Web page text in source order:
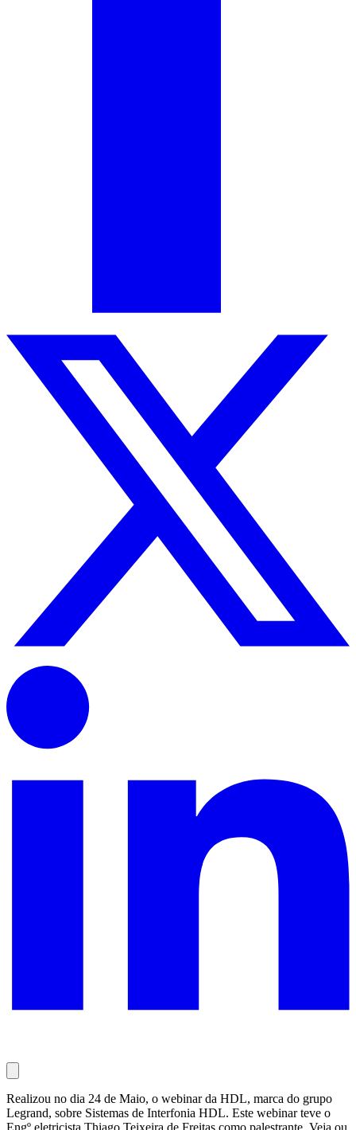
Realizou no dia 24 de Maio, o webinar da HDL, marca do grupo
Legrand, sobre Sistemas de Interfonia HDL. Este webinar teve o
Engº eletricista Thiago Teixeira de Freitas como palestrante. Veja ou